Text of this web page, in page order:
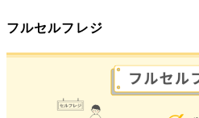
フルセルフレジ